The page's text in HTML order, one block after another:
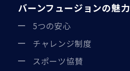
バーンフュージョンの魅力
5つの安心
チャレンジ制度
スポーツ協賛